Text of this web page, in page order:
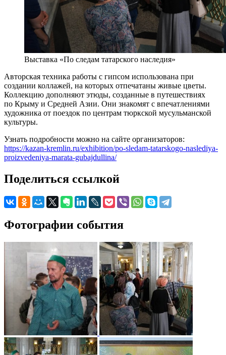
Выставка «По следам татарского наследия»
Авторская техника работы с гипсом использована при
создании коллажей, на которых отпечатаны живые цветы.
Коллекцию дополняют этюды, созданные в путешествиях
по Крыму и Средней Азии. Они знакомят с впечатлениями
художника от поездок по центрам тюркской мусульманской
культуры.
Узнать подробности можно на сайте организаторов:
https://kazan-kremlin.ru/exhibition/po-sledam-tatarskogo-naslediya-
proizvedeniya-marata-gubajdullina/
Поделиться ссылкой
Фотографии события